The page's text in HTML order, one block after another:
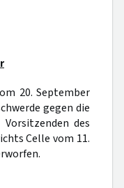
20. September
gegen die
des
Celle vom 11.